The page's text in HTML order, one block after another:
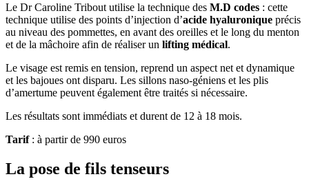
Le Dr Caroline Tribout utilise la technique des M.D codes : cette
technique utilise des points d’injection d’acide hyaluronique précis
au niveau des pommettes, en avant des oreilles et le long du menton
et de la mâchoire afin de réaliser un lifting médical.
Le visage est remis en tension, reprend un aspect net et dynamique
et les bajoues ont disparu. Les sillons naso-géniens et les plis
d’amertume peuvent également être traités si nécessaire.
Les résultats sont immédiats et durent de 12 à 18 mois.
Tarif: à partir de 990 euros
La pose de fils tenseurs